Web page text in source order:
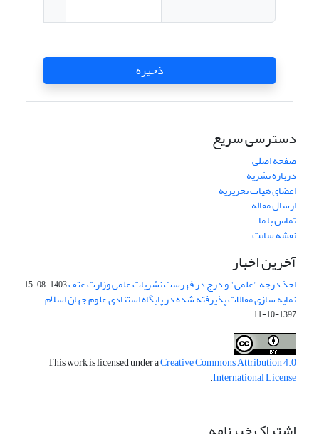
ذخیره
دسترسی سریع
صفحه اصلی
درباره نشریه
اعضای هیات تحریریه
ارسال مقاله
تماس با ما
نقشه سایت
آخرین اخبار
اخذ درجه "علمی" و درج در فهرست نشریات علمی وزارت عتف1403-08-15
نمایه سازی مقالات پذیرفته شده در پایگاه استنادی علوم جهان اسلام
1397-10-11
This work is licensed under aCreative Commons Attribution 4.0
International License
.